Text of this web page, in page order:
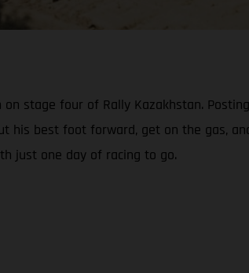
on stage four of Rally Kazakhstan.
his best foot forward, get on the gas,
just one day of racing to go.